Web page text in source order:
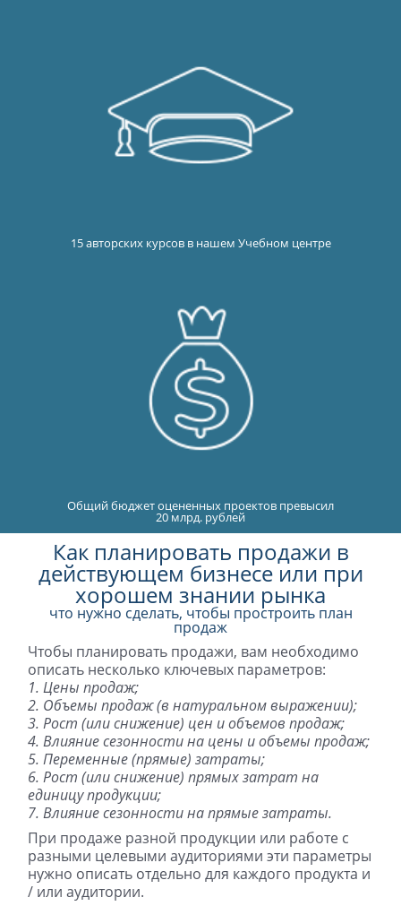
15 авторских курсов в нашем Учебном центре
Общий бюджет оцененных проектов превысил
20 млрд. рублей
Как планировать продажи в
действующем бизнесе или при
хорошем знании рынка
что нужно сделать, чтобы простроить план
продаж
Чтобы планировать продажи, вам необходимо
описать несколько ключевых параметров:
1. Цены продаж;
2. Объемы продаж (в натуральном выражении);
3. Рост (или снижение) цен и объемов продаж;
4. Влияние сезонности на цены и объемы продаж;
5. Переменные (прямые) затраты;
6. Рост (или снижение) прямых затрат на
единицу продукции;
7. Влияние сезонности на прямые затраты.
При продаже разной продукции или работе с
разными целевыми аудиториями эти параметры
нужно описать отдельно для каждого продукта и
/ или аудитории.